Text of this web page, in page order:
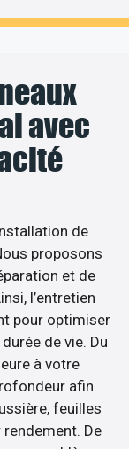
avec
de
proposons
et de
l’entretien
pour optimiser
de vie. Du
à votre
afin
feuilles
De